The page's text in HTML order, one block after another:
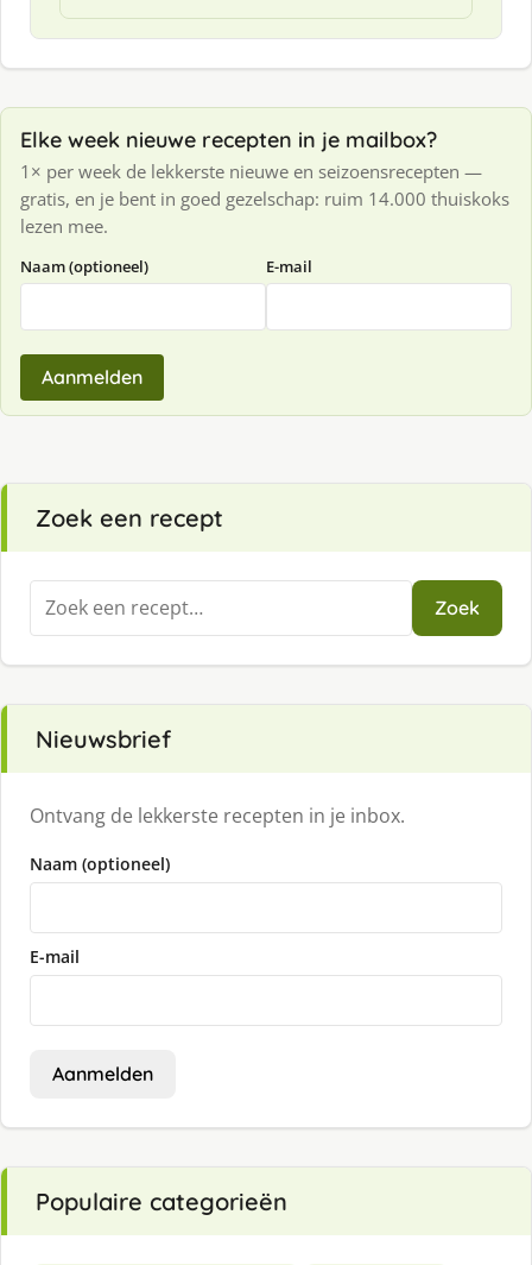
Elke week nieuwe recepten in je mailbox?
1× per week de lekkerste nieuwe en seizoensrecepten —
gratis, en je bent in goed gezelschap: ruim 14.000 thuiskoks
lezen mee.
Naam (optioneel) E-mail
Aanmelden
Zoek een recept
Zoeken
naar:
Zoek
Nieuwsbrief
Ontvang de lekkerste recepten in je inbox.
Naam (optioneel)
E-mail
Aanmelden
Populaire categorieën